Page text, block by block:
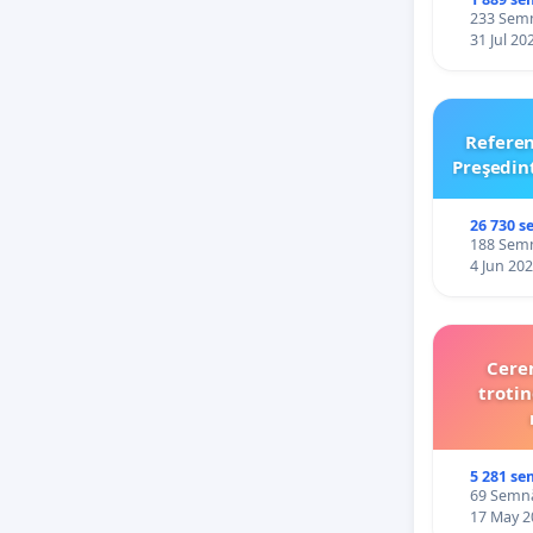
233
31 Jul
26 730
188
4 Jun
5 281
69
17 May